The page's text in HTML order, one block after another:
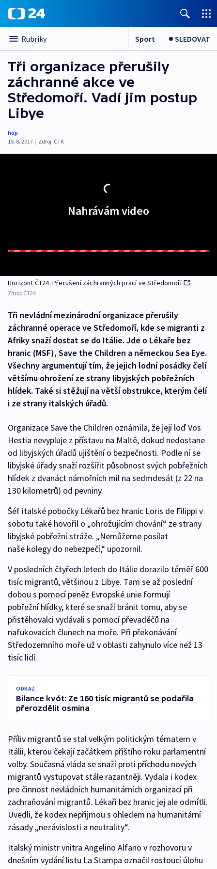
Rubriky Sport SLEDOVAT
Tři organizace přerušily
záchranné akce ve
Středomoří. Vadí jim postup
Libye
hop
15. 8. 2017 | Zdroj: ČTK
Nahrávám video
Horizont ČT24: Přerušení záchranných prací ve Středomoří
Zdroj: ČT24
Tři nevládní mezinárodní organizace přerušily
záchranné operace ve Středomoří, kde se migranti z
Afriky snaží dostat se do Itálie. Jde o Lékaře bez
hranic (MSF), Save the Children a německou Sea Eye.
Všechny argumentují tím, že jejich lodní posádky čelí
většímu ohrožení ze strany libyjských pobřežních
hlídek. Také si stěžují na větší obstrukce, kterým čelí
i ze strany italských úřadů.
Organizace Save the Children oznámila, že její loď Vos
Hestia nevypluje z přístavu na Maltě, dokud nedostane
od libyjských úřadů ujištění o bezpečnosti. Podle ní se
libyjské úřady snaží rozšířit působnost svých pobřežních
hlídek z dvanáct námořních mil na sedmdesát (z 22 na
130 kilometrů) od pevniny.
Šéf italské pobočky Lékařů bez hranic Loris de Filippi v
sobotu také hovořil o „ohrožujícím chování“ ze strany
libyjské pobřežní stráže. „Nemůžeme posílat
naše kolegy do nebezpečí,“ upozornil.
V posledních čtyřech letech do Itálie dorazilo téměř 600
tisíc migrantů, většinou z Libye. Tam se až poslední
dobou s pomocí peněz Evropské unie formují
pobřežní hlídky, které se snaží bránit tomu, aby se
přistěhovalci vydávali s pomocí převaděčů na
nafukovacích člunech na moře. Při překonávání
Středozemního moře už v oblasti zahynulo více než 13
tisíc lidí.
ODKAZ
Bilance kvót: Ze 160 tisíc migrantů se podařila
přerozdělit osmina
Příliv migrantů se stal velkým politickým tématem v
Itálii, kterou čekají začátkem příštího roku parlamentní
volby. Současná vláda se snaží proti příchodu nových
migrantů vystupovat stále razantněji. Vydala i kodex
pro činnost nevládních humanitárních organizací při
zachraňování migrantů. Lékaři bez hranic jej ale odmítli.
Uvedli, že kodex nepřijmou s ohledem na humanitární
zásady „nezávislosti a neutrality“.
Italský ministr vnitra Angelino Alfano v rozhovoru v
dnešním vydání listu La Stampa označil rostoucí úlohu